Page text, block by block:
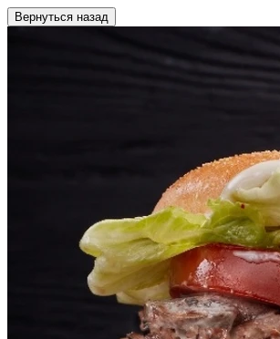
Вернуться назад